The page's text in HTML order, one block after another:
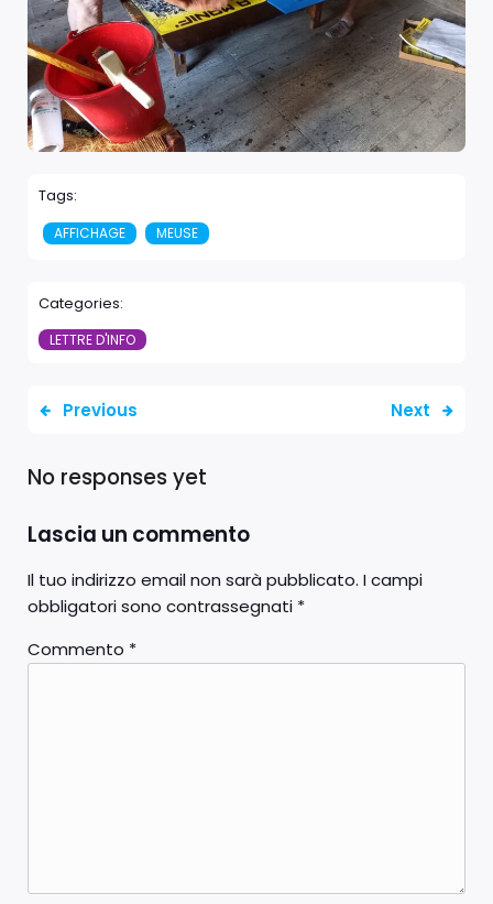
Tags:
AFFICHAGE MEUSE
Categories:
LETTRE D'INFO
Previous Next
No responses yet
Lascia un commento
Il tuo indirizzo email non sarà pubblicato. I campi
obbligatori sono contrassegnati *
Commento *